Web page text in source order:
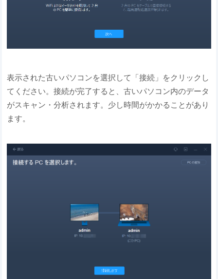
表示された古いパソコンを選択して「接続」をクリックし
てください。接続が完了すると、古いパソコン内のデータ
がスキャン・分析されます。少し時間がかかることがあり
ます。